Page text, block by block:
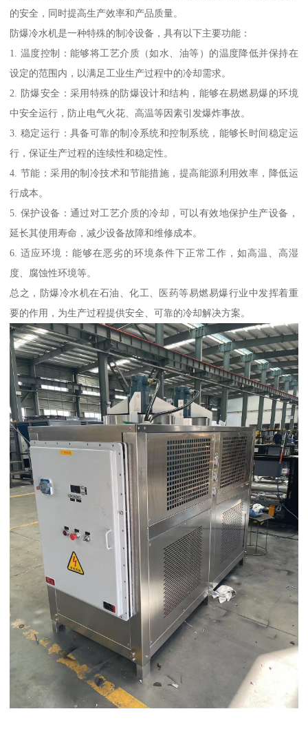
的安全，同时提高生产效率和产品质量。
防爆冷水机是一种特殊的制冷设备，具有以下主要功能：
1. 温度控制：能够将工艺介质（如水、油等）的温度降低并保持在
设定的范围内，以满足工业生产过程中的冷却需求。
2. 防爆安全：采用特殊的防爆设计和结构，能够在易燃易爆的环境
中安全运行，防止电气火花、高温等因素引发爆炸事故。
3. 稳定运行：具备可靠的制冷系统和控制系统，能够长时间稳定运
行，保证生产过程的连续性和稳定性。
4. 节能：采用的制冷技术和节能措施，提高能源利用效率，降低运
行成本。
5. 保护设备：通过对工艺介质的冷却，可以有效地保护生产设备，
延长其使用寿命，减少设备故障和维修成本。
6. 适应环境：能够在恶劣的环境条件下正常工作，如高温、高湿
度、腐蚀性环境等。
总之，防爆冷水机在石油、化工、医药等易燃易爆行业中发挥着重
要的作用，为生产过程提供安全、可靠的冷却解决方案。